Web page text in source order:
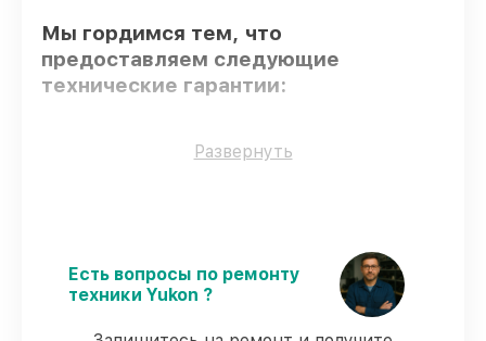
Мы гордимся тем, что
предоставляем следующие
технические гарантии:
Использование оригинальных
проверенные специалисты с опытом и
сертификацией.
Выполнение работ вовремя
–
восстановление прицела ночного
Развернуть
Есть вопросы по ремонту
техники Yukon ?